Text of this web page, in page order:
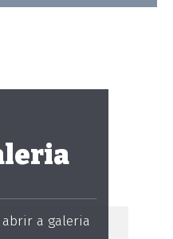
abrir a galeria